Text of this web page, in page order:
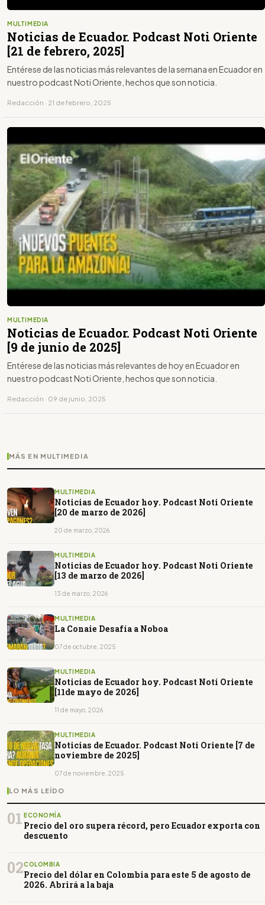
MULTIMEDIA
Noticias de Ecuador. Podcast Noti Oriente
[21 de febrero, 2025]
Entérese de las noticias más relevantes de la semana en Ecuador en
nuestro podcast Noti Oriente, hechos que son noticia.
Redacción · 21 de febrero, 2025
MULTIMEDIA
Noticias de Ecuador. Podcast Noti Oriente
[9 de junio de 2025]
Entérese de las noticias más relevantes de hoy en Ecuador en
nuestro podcast Noti Oriente, hechos que son noticia.
Redacción · 09 de junio, 2025
MÁS EN MULTIMEDIA
MULTIMEDIA
Noticias de Ecuador hoy. Podcast Noti Oriente
[20 de marzo de 2026]
20 de marzo, 2026
MULTIMEDIA
Noticias de Ecuador hoy. Podcast Noti Oriente
[13 de marzo de 2026]
13 de marzo, 2026
MULTIMEDIA
La Conaie Desafía a Noboa
07 de octubre, 2025
MULTIMEDIA
Noticias de Ecuador hoy. Podcast Noti Oriente
[11de mayo de 2026]
11 de mayo, 2026
MULTIMEDIA
Noticias de Ecuador. Podcast Noti Oriente [7 de
noviembre de 2025]
07 de noviembre, 2025
LO MÁS LEÍDO
01 ECONOMÍA
Precio del oro supera récord, pero Ecuador exporta con
descuento
02COLOMBIA
Precio del dólar en Colombia para este 5 de agosto de
2026. Abrirá a la baja